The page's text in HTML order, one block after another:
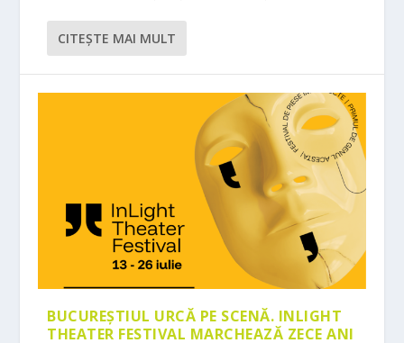
CITEŞTE MAI MULT
BUCUREȘTIUL URCĂ PE SCENĂ. INLIGHT
THEATER FESTIVAL MARCHEAZĂ ZECE ANI